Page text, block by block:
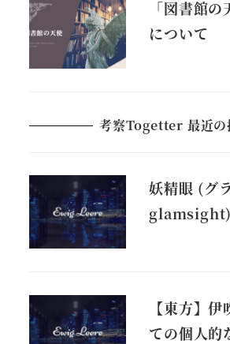
「図書館
について
考察Togetter 最近の
妖精眼 (グ
glamsight)
【東方】
ての個人的